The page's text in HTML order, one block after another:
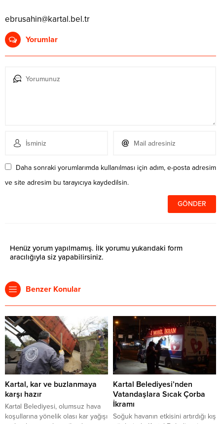
ebrusahin@kartal.bel.tr
Yorumlar
Daha sonraki yorumlarımda kullanılması için adım, e-posta adresim
ve site adresim bu tarayıcıya kaydedilsin.
Henüz yorum yapılmamış. İlk yorumu yukarıdaki form
aracılığıyla siz yapabilirsiniz.
Benzer Konular
Kartal, kar ve buzlanmaya
karşı hazır
Kartal Belediyesi, olumsuz hava
koşullarına yönelik olası kar yağışı
Kartal Belediyesi’nden
Vatandaşlara Sıcak Çorba
İkramı
Soğuk havanın etkisini artırdığı kış